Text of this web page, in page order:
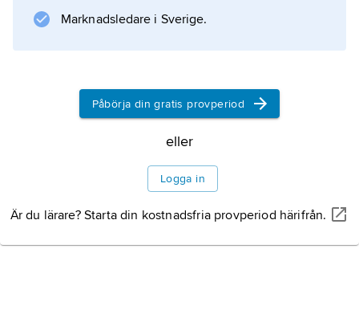
industri som bas. Bilbao. med uthamnen
Portugalete är en av landets mest trafikerade
Historia
Information om artikeln
Marknadsledare i Sverige.
Påbörja din gratis provperiod
eller
Logga in
Är du lärare? Starta din kostnadsfria provperiod härifrån.